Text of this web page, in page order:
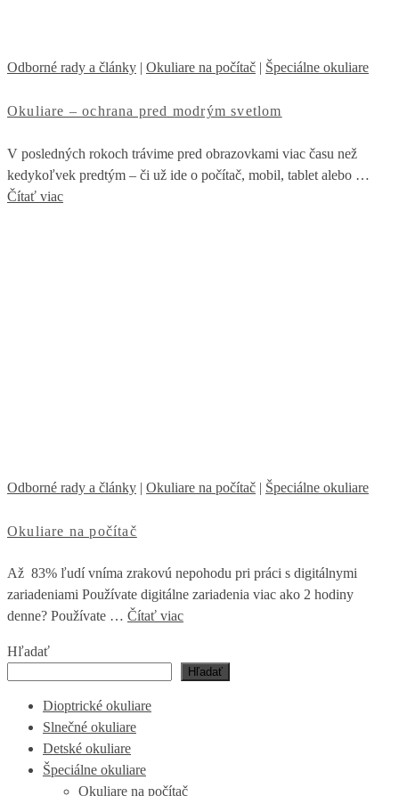
Odborné rady a články | Okuliare na počítač | Špeciálne okuliare
Okuliare – ochrana pred modrým svetlom
V posledných rokoch trávime pred obrazovkami viac času než
kedykoľvek predtým – či už ide o počítač, mobil, tablet alebo …
Čítať viac
Odborné rady a články | Okuliare na počítač | Špeciálne okuliare
Okuliare na počítač
Až 83% ľudí vníma zrakovú nepohodu pri práci s digitálnymi
zariadeniami Používate digitálne zariadenia viac ako 2 hodiny
denne? Používate … Čítať viac
Hľadať
Hľadať
Dioptrické okuliare
Slnečné okuliare
Detské okuliare
Špeciálne okuliare
Okuliare na počítač